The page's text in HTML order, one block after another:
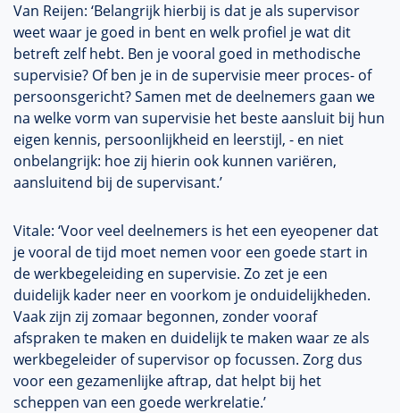
Van Reijen: ‘Belangrijk hierbij is dat je als supervisor
weet waar je goed in bent en welk profiel je wat dit
betreft zelf hebt. Ben je vooral goed in methodische
supervisie? Of ben je in de supervisie meer proces- of
persoonsgericht? Samen met de deelnemers gaan we
na welke vorm van supervisie het beste aansluit bij hun
eigen kennis, persoonlijkheid en leerstijl, - en niet
onbelangrijk: hoe zij hierin ook kunnen variëren,
aansluitend bij de supervisant.’
Vitale: ‘Voor veel deelnemers is het een eyeopener dat
je vooral de tijd moet nemen voor een goede start in
de werkbegeleiding en supervisie. Zo zet je een
duidelijk kader neer en voorkom je onduidelijkheden.
Vaak zijn zij zomaar begonnen, zonder vooraf
afspraken te maken en duidelijk te maken waar ze als
werkbegeleider of supervisor op focussen. Zorg dus
voor een gezamenlijke aftrap, dat helpt bij het
scheppen van een goede werkrelatie.’